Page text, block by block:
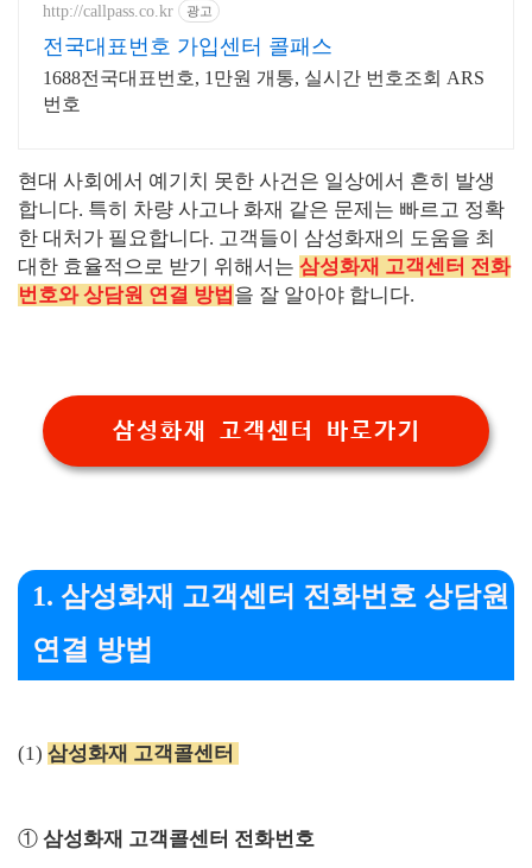
http://callpass.co.kr 광고
전국대표번호 가입센터 콜패스
1688전국대표번호, 1만원 개통, 실시간 번호조회 ARS
번호
현대 사회에서 예기치 못한 사건은 일상에서 흔히 발생
합니다. 특히 차량 사고나 화재 같은 문제는 빠르고 정확
한 대처가 필요합니다. 고객들이 삼성화재의 도움을 최
대한 효율적으로 받기 위해서는 삼성화재 고객센터 전화
번호와 상담원 연결 방법 을 잘 알아야 합니다.
삼성화재 고객센터 바로가기
1. 삼성화재 고객센터 전화번호 상담원
연결 방법
(1) 삼성화재 고객콜센터
① 삼성화재 고객콜센터 전화번호